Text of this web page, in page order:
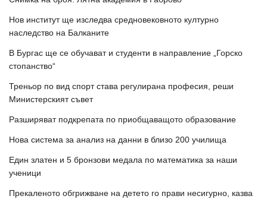
Нов институт ще изследва средновековното културно
наследство на Балканите
В Бургас ще се обучават и студенти в направление „Горско
стопанство“
Треньор по вид спорт става регулирана професия, реши
Министерският съвет
Разширяват подкрепата по приобщаващото образование
Нова система за анализ на данни в близо 200 училища
Един златен и 5 бронзови медала по математика за наши
ученици
Прекаленото обгрижване на детето го прави несигурно, казва